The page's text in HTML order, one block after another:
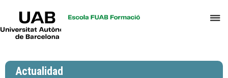
Universitat
Actualidad